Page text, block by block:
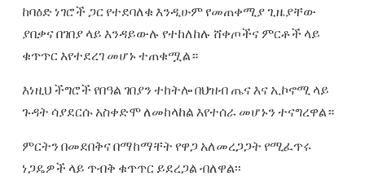
ከባዕድ ነገሮች ጋር የተደባለቁ እንዲሁም የመጠቀሚያ ጊዜያቸው
ያበቃና በገበያ ላይ እንዳይውሉ የተከለከሉ ሸቀጦችና ምርቶች ላይ
ቁጥጥር እየተደረገ መሆኑ ተጠቁሟል።
እነዚህ ችግሮች የበዓል ገበያን ተከትሎ በህዝብ ጤና እና ኢኮኖሚ ላይ
ጉዳት ሳያደርሱ አስቀድሞ ለመከላከል እየተሰራ መሆኑን ተናግረዋል።
ምርትን በመደበቅና በማከማቸት የዋጋ አለመረጋጋት የሚፈጥሩ
ነጋዴዎች ላይ ጥብቅ ቁጥጥር ይደረጋል ብለዋል፡፡